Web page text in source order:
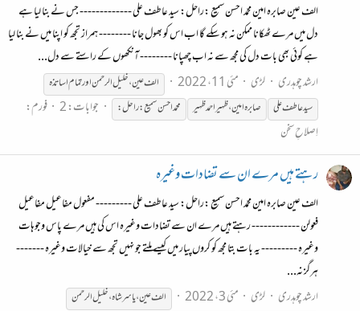
الف عین صابرہ امین محمّد احسن سمیع :راحل: سید عاطف علی ------------- جس نے بنا لیا ہے
دل میں مرے ٹھکانا ممکن نہ ہو سکے گا اب اس کو بھول جانا -------- ہمراز تجھ کو اپنا میں نے بنا لیا
ہے کوئی بھی بات دل کی مجھ سے نہ اب چھپانا -------- آنکھوں کے راستے سے دل...
ارشد چوہدری
لڑی مئی 11، 2022
الف عین ، خلیل الرحمن اور تمام اساتذہ
سید عاطف علی
صابرہامین،ظہیراحمدظہیر محمّد احسن سمیع :راحل: جوابات: 2
فورم:
اِصلاحِ سخن
رہتے ہیں مرے ان سے تضادات وغیرہ
الف عین صابرہ امین محمّد احسن سمیع :راحل: سید عاطف علی --------- مفعول مفاعیل مفاعیل
فعولن ------------ رہتے ہیں مرے ان سے تضادات وغیرہ اس کی ہیں مرے پاس وجوہات
وغیرہ --------- یہ بات بتا مجھ کو کروں پیار میں کیسے ملتے جو نہیں تجھ سے خیالات وغیرہ -------
ہرگز نہ...
ارشد چوہدری
لڑی مئی 3، 2022
الف عین ، یاسر شاہ ، خلیل الرحمن